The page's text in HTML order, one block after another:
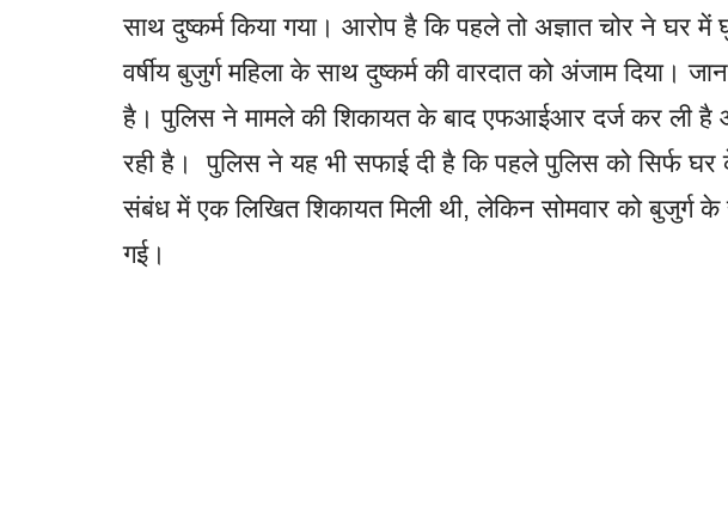
साथ दुष्कर्म किया गया। आरोप है कि पहले तो अज्ञात चोर ने घर
वर्षीय बुजुर्ग महिला के साथ दुष्कर्म की वारदात को अंजाम दिया।
है। पुलिस ने मामले की शिकायत के बाद एफआईआर दर्ज कर ली है
रही है। पुलिस ने यह भी सफाई दी है कि पहले पुलिस को सिर्फ घर
संबंध में एक लिखित शिकायत मिली थी, लेकिन सोमवार को बुजुर्ग के
गई।